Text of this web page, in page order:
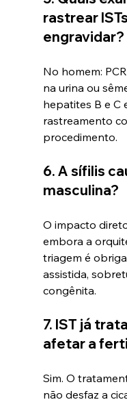
rastrear
engravidar?
No homem:
na urina ou
hepatites B e C
rastreamento
procedimento.
6. A sífilis
masculina?
O impacto
embora a
triagem é
assistida,
congênita.
7. IST já
afetar a
Sim. O
não desfaz a